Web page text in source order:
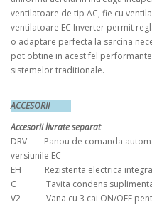
ventilatoare de tip AC, fie cu
ventilatoare EC Inverter permit
o adaptare perfecta la sarcina
pot obtine in acest fel
sistemelor traditionale.
ACCESORII
Accesorii livrate separat
DRV Panou de comanda
versiunile EC
EH Rezistenta electrica
C Tavita condens
V2 Vana cu 3 cai ON/OFF